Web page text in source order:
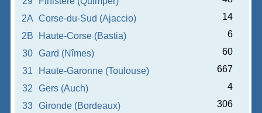
2A Corse-du-Sud (Ajaccio)
14
2B
Haute-Corse (Bastia)
6
30
Gard (Nîmes)
60
31
Haute-Garonne (Toulouse)
667
32
Gers (Auch)
4
33
Gironde (Bordeaux)
306